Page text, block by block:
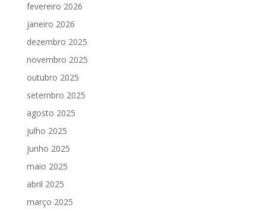
fevereiro 2026
janeiro 2026
dezembro 2025
novembro 2025
outubro 2025
setembro 2025
agosto 2025
julho 2025
junho 2025
maio 2025
abril 2025
março 2025